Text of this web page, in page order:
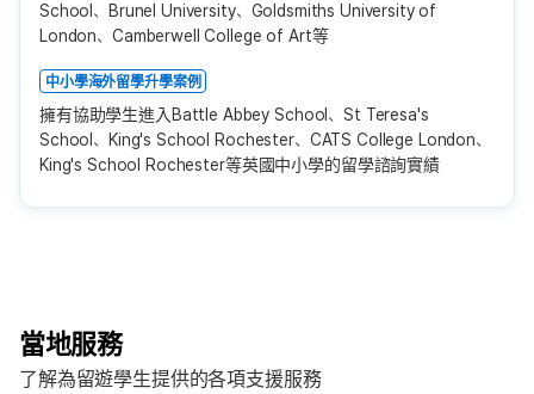
School、Brunel University、Goldsmiths University of
London、Camberwell College of Art等
中小學海外留學升學案例
擁有協助學生進入Battle Abbey School、St Teresa's
School、King's School Rochester、CATS College London、
King's School Rochester等英國中小學的留學諮詢實績
當地服務
了解為留遊學生提供的各項支援服務